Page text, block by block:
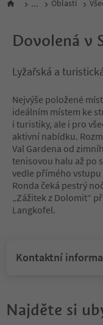
... Oblasti
Dovolená v
Lyžařská a
Nejvýše položené
ideálním místem ke
i turistiky, ale i pro
aktivní nabídku.
Val Gardena od
tenisovou halu až po
vedle přímého vstupu
Ronda čeká pestrý
„Zážitek z Dolomit“
Langkofel.
Kontaktní
Najděte si